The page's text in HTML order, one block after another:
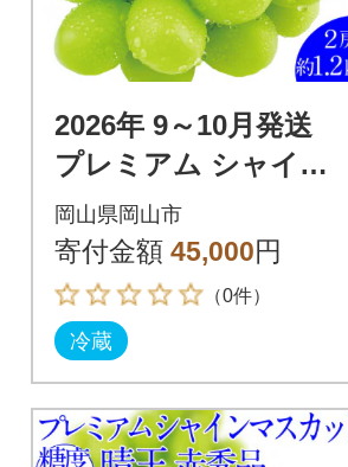
2026年 9～10月発送
プレミアム シャイン
マスカット 晴王 2房
約1.2kg 赤秀品 岡山県
産
岡山県岡山市
寄付金額 45,000円
（0件）
冷蔵